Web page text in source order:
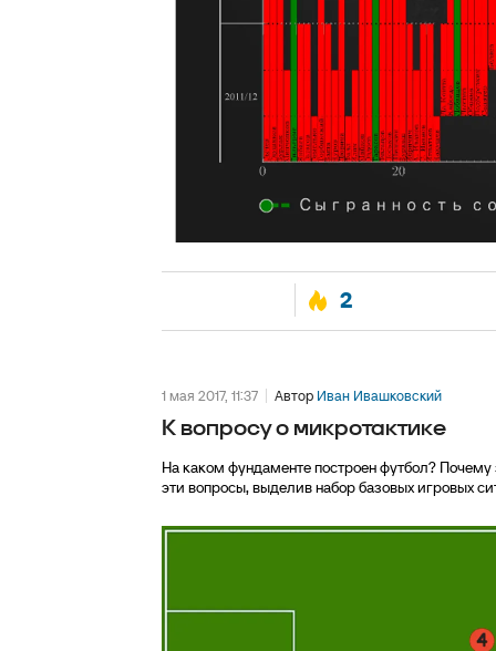
2
1 мая 2017, 11:37 Автор Иван Ивашковский
К вопросу о микротактике
На каком фундаменте построен футбол?
эти вопросы, выделив набор базовых игровых